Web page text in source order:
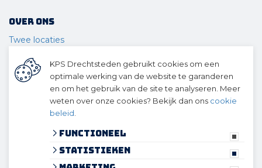
Over ons
Twee locaties
Ons materieel
Ons team
Geschiedenis
algemene voorwaarden
privacy verklaring
KPS Drechtsteden gebruikt cookies om een
optimale werking van de website te garanderen
en om het gebruik van de site te analyseren. Meer
weten over onze cookies? Bekijk dan ons cookie
beleid
Functioneel
Statistieken